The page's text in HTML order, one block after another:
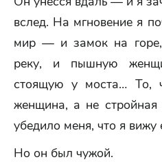
вслед. На мгновение я
мир — и замок на
реку, и пышную
стоящую у моста… То,
женщина, а не стройная
убедило меня, что я вижу
Но он был чужой.